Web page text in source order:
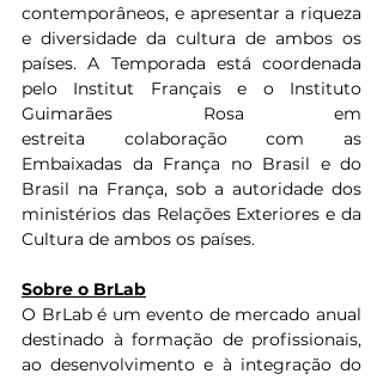
contemporâneos, e apresentar a riqueza
e diversidade da cultura de ambos os
países. A Temporada está coordenada
pelo Institut Français e o Instituto
Guimarães Rosa em
estreita colaboração com as
Embaixadas da França no Brasil e do
Brasil na França, sob a autoridade dos
ministérios das Relações Exteriores e da
Cultura de ambos os países.
Sobre o BrLab
O BrLab é um evento de mercado anual
destinado à formação de profissionais,
ao desenvolvimento e à integração do